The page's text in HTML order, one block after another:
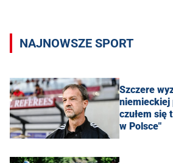
NAJNOWSZE SPORT
Szczere
niemieckiej
czułem się
w Polsce"